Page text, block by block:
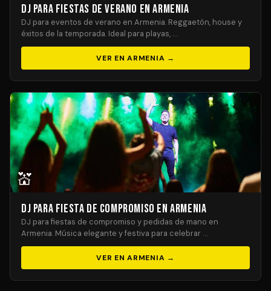
DJ para Fiestas de Verano en Armenia
DJ para eventos de verano en Armenia. Reggaetón, house y
éxitos de la temporada. Ideal para playas, …
VER EN ARMENIA →
💒
DJ para Fiesta de Compromiso en Armenia
DJ para fiestas de compromiso y pedidas de mano en
Armenia. Música elegante y festiva para celebrar …
VER EN ARMENIA →